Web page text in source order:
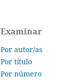
Examinar
Por autor/as
Por título
Por número